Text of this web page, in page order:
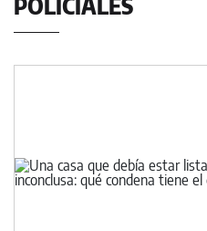
POLICIALES